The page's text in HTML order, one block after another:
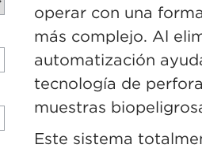
operar con una
más complejo. Al
automatización
tecnología de
muestras
Este sistema